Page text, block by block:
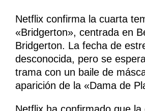
Netflix confirma la cuarta
«Bridgerton», centrada en
Bridgerton. La fecha de
desconocida, pero se
trama con un baile de
aparición de la «Dama de